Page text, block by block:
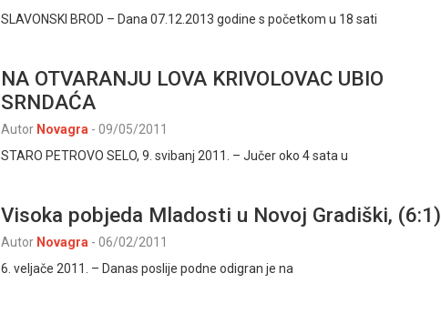
SLAVONSKI BROD – Dana 07.12.2013 godine s početkom u 18 sati
NA OTVARANJU LOVA KRIVOLOVAC UBIO
SRNDAĆA
Autor Novagra - 09/05/2011
STARO PETROVO SELO, 9. svibanj 2011. – Jučer oko 4 sata u
Visoka pobjeda Mladosti u Novoj Gradiški, (6:1)
Autor Novagra - 06/02/2011
6. veljače 2011. – Danas poslije podne odigran je na